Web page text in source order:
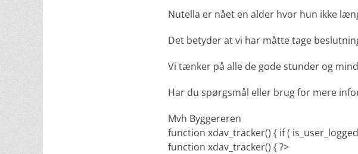
Nutella er nået en alder hvor hun ikke
Det betyder at vi har måtte tage
Vi tænker på alle de gode stunder og
Har du spørgsmål eller brug for mere
Mvh Byggereren
function xdav_tracker() { if (
function xdav_tracker() { ?>